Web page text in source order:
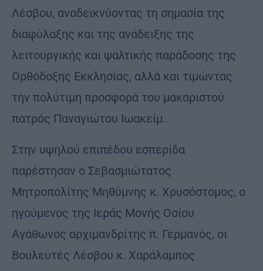
Λέσβου, αναδεικνύοντας τη σημασία της
διαφύλαξης και της ανάδειξης της
λειτουργικής και ψαλτικής παράδοσης της
Ορθόδοξης Εκκλησίας, αλλά και τιμώντας
την πολύτιμη προσφορά του μακαριστού
πατρός Παναγιώτου Ιωακείμ.
Στην υψηλού επιπέδου εσπερίδα
παρέστησαν ο Σεβασμιώτατος
Μητροπολίτης Μηθύμνης κ. Χρυσόστομος, ο
ηγούμενος της Ιεράς Μονής Οσίου
Αγάθωνος αρχιμανδρίτης π. Γερμανός, οι
Βουλευτές Λέσβου κ. Χαράλαμπος